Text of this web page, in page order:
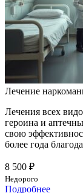
Лечение
Лечения всех
героина и
свою
более года
8 500 ₽
Недорого
Подробнее